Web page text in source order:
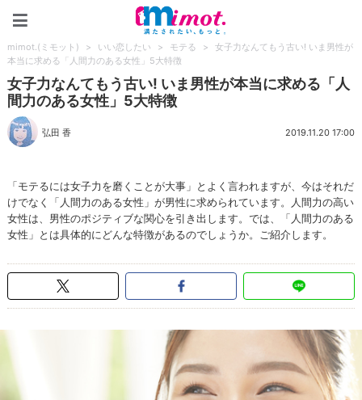
mimot.(ミモット) > いい恋したい > モテる >
女子力なんてもう古い! いま男性が
本当に求める「人間力のある女性」5大特徴
女子力なんてもう古い! いま男性が本当に求める「人
間力のある女性」5大特徴
弘田 香 2019.11.20 17:00
「モテるには女子力を磨くことが大事」とよく言われますが、今はそれだ
けでなく「人間力のある女性」が男性に求められています。人間力の高い
女性は、男性のポジティブな関心を引き出します。では、「人間力のある
女性」とは具体的にどんな特徴があるのでしょうか。ご紹介します。